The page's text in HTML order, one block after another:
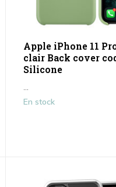
Apple iPhone 11
clair Back cover
Silicone
...
En stock